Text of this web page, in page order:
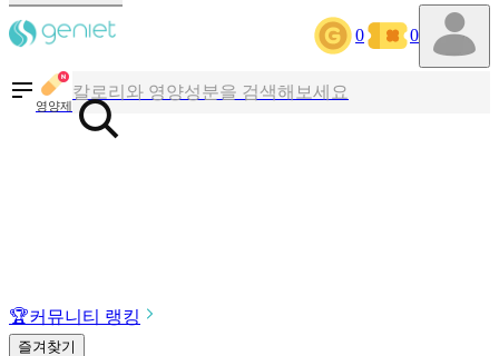
0 0
영양제
칼로리와 영양성분을 검색해보세요
혈당 · 다이어트 음식 검색해보세요
🏆커뮤니티 랭킹
즐겨찾기